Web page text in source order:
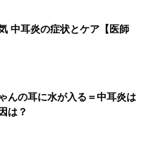
中耳炎の症状とケア【医師
んの耳に水が入る＝中耳炎は
は？